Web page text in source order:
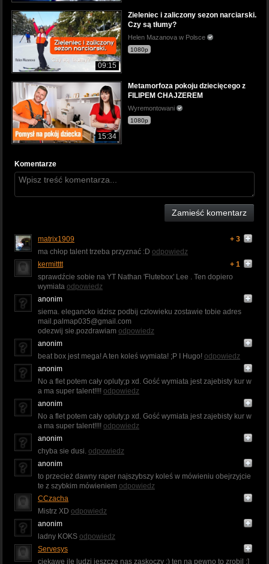
09:15
Zieleniec i zaliczony sezon narciarski.
Czy są tłumy?
Helen Mazanova w Polsce
1080p
15:34
Metamorfoza pokoju dziecięcego z
FILIPEM CHAJZEREM
Wyremontowani
1080p
Komentarze
Zamieść komentarz
matrix1909
+ 3
ma chłop talent trzeba przyznać :D odpowiedz
kermitttt
+ 1
sprawdźcie sobie na YT Nathan 'Flutebox' Lee . Ten dopiero
wymiata odpowiedz
anonim
siema. elegancko idzisz podbij czlowieku zostawie tobie adres
mail.palmap035@gmail.com
odezwij sie.pozdrawiam odpowiedz
anonim
beat box jest mega! A ten koleś wymiata! ;P I Hugo! odpowiedz
anonim
No a flet potem cały opluty;p xd. Gość wymiata jest zajebisty kur w
a ma super talent!!!! odpowiedz
anonim
No a flet potem cały opluty;p xd. Gość wymiata jest zajebisty kur w
a ma super talent!!!! odpowiedz
anonim
chyba sie dusi. odpowiedz
anonim
to przecież dawny raper najszybszy koleś w mówieniu obejrzyjcie
te z szybkim mówieniem odpowiedz
CCzacha
Mistrz XD odpowiedz
anonim
ladny KOKS odpowiedz
Servesys
ciekawe ile ludzi jeszcze nas zaskoczy ;) ten na pewno to zrobil ;]